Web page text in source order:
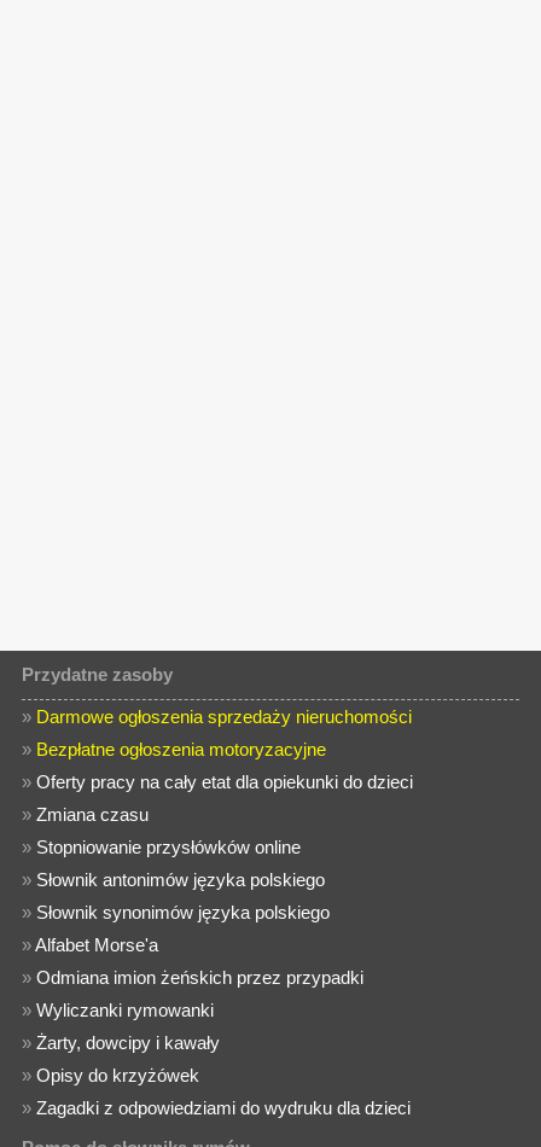
Przydatne zasoby
» Darmowe ogłoszenia sprzedaży nieruchomości
» Bezpłatne ogłoszenia motoryzacyjne
»Oferty pracy na cały etat dla opiekunki do dzieci
»Zmiana czasu
» Stopniowanie przysłówków online
» Słownik antonimów języka polskiego
» Słownik synonimów języka polskiego
»Alfabet Morse'a
»Odmiana imion żeńskich przez przypadki
»Wyliczanki rymowanki
»Żarty, dowcipy i kawały
»Opisy do krzyżówek
»Zagadki z odpowiedziami do wydruku dla dzieci